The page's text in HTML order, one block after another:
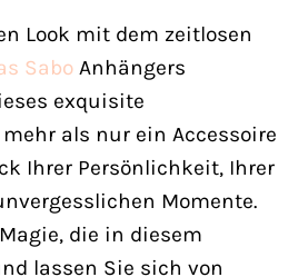
Look mit dem zeitlosen
Sabo Anhängers
exquisite
als nur ein Accessoire
Ihrer Persönlichkeit, Ihrer
Momente.
die in diesem
lassen Sie sich von